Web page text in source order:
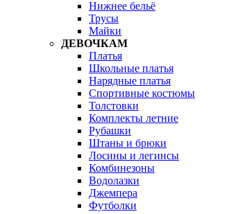
Нижнее бельё
Трусы
Майки
ДЕВОЧКАМ
Платья
Школьные платья
Нарядные платья
Спортивные костюмы
Толстовки
Комплекты летние
Рубашки
Штаны и брюки
Лосины и легинсы
Комбинезоны
Водолазки
Джемпера
Футболки